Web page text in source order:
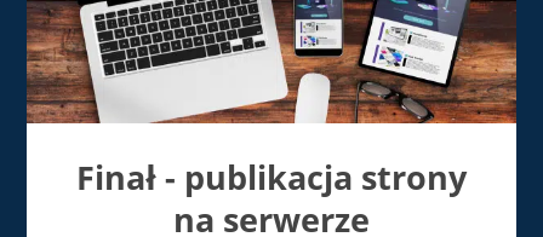
Finał - publikacja strony
na serwerze